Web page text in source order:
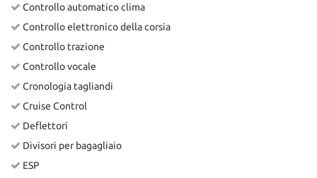
Controllo automatico clima
Controllo elettronico della corsia
Controllo trazione
Controllo vocale
Cronologia tagliandi
Cruise Control
Deflettori
Divisori per bagagliaio
ESP